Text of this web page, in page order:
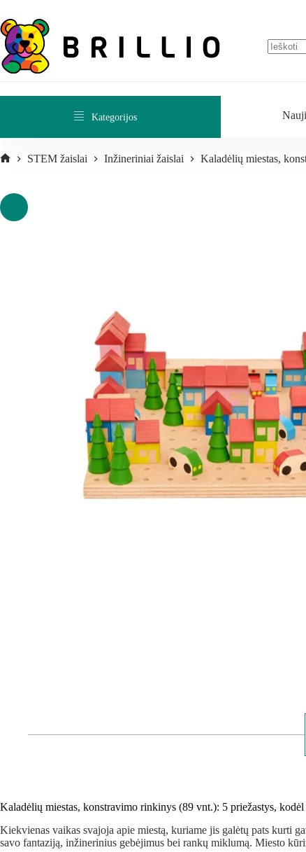
Kategorijos
STEM žaislai Inžineriniai žaislai Kaladėlių miestas,
Kaladėlių miestas, konstravimo rinkinys (89 vnt.): 5 priežastys,
Kiekvienas vaikas svajoja apie miestą, kuriame jis galėtų pats kurti
savo fantaziją, inžinerinius gebėjimus bei rankų miklumą. Miesto